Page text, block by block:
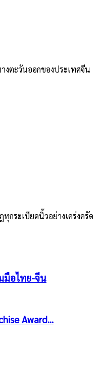
ตะวันออกของประเทศจีน
กระเบียดนิ้วอย่างเคร่งครัด
มือไทย-จีน
Award...